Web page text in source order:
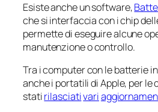
Esiste anche un software,
che si interfaccia con i chip
permette di eseguire alcune
manutenzione o controllo.
Tra i computer con le batterie
anche i portatili di Apple, per le
statirilasciativari